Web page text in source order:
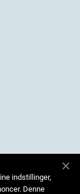
indstillinger,
Denne